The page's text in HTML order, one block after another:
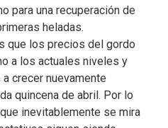
para una recuperación de
heladas.
que los precios del gordo
a los actuales niveles y
crecer nuevamente
quincena de abril. Por lo
inevitablemente se mira